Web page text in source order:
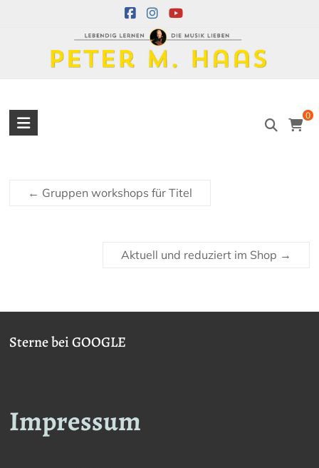
Peter
–
Harmonielehre
0
← Gruppen workshops für Titel
Aktuell und reduziert im Shop →
Sterne bei GOOGLE
Impressum